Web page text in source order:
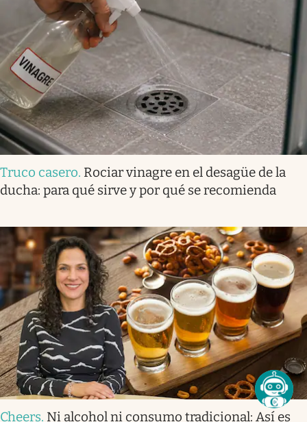
Truco casero. Rociar vinagre en el desagüe de la
ducha: para qué sirve y por qué se recomienda
Cheers. Ni alcohol ni consumo tradicional: Así es